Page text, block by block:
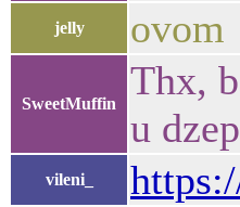
jelly ovom
SweetMuffin
Thx,
u
vileni_